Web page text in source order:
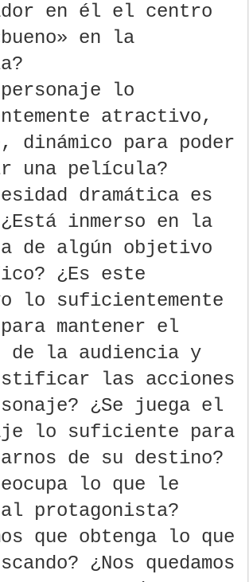
en él el centro
en la
lo
atractivo,
dinámico para poder
una película?
dramática es
inmerso en la
de algún objetivo
¿Es este
lo suficientemente
mantener el
de la audiencia y
las acciones
¿Se juega el
lo suficiente para
de su destino?
lo que le
al protagonista?
que obtenga lo que
¿Nos quedamos